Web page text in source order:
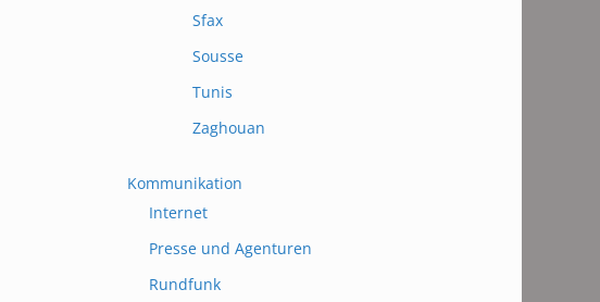
Sfax
Sousse
Tunis
Zaghouan
Kommunikation
Internet
Presse und Agenturen
Rundfunk